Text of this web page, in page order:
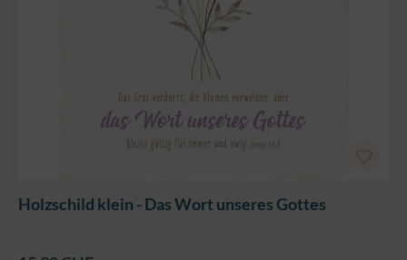
Holzschild klein - Das Wort unseres Gottes